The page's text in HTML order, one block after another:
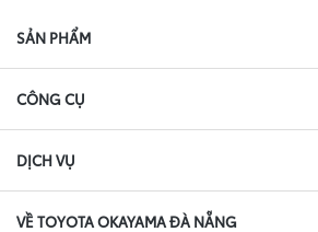
SẢN PHẨM
CÔNG CỤ
DỊCH VỤ
VỀ TOYOTA OKAYAMA ĐÀ NẴNG